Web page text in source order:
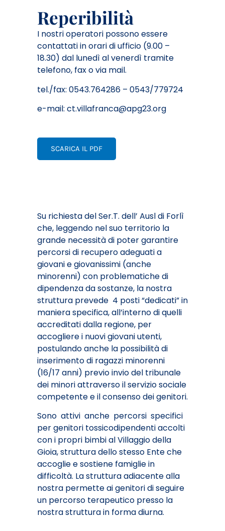
Reperibilità
I nostri operatori possono essere
contattati in orari di ufficio (9.00 –
18.30) dal lunedì al venerdì tramite
telefono, fax o via mail.
tel./fax: 0543.764286 – 0543/779724
e-mail: ct.villafranca@apg23.org
SCARICA IL PDF
Su richiesta del Ser.T. dell’ Ausl di Forlì
che, leggendo nel suo territorio la
grande necessità di poter garantire
percorsi di recupero adeguati a
giovani e giovanissimi (anche
minorenni) con problematiche di
dipendenza da sostanze, la nostra
struttura prevede 4 posti “dedicati” in
maniera specifica, all’interno di quelli
accreditati dalla regione, per
accogliere i nuovi giovani utenti,
postulando anche la possibilità di
inserimento di ragazzi minorenni
(16/17 anni) previo invio del tribunale
dei minori attraverso il servizio sociale
competente e il consenso dei genitori.
Sono attivi anche percorsi specifici
per genitori tossicodipendenti accolti
con i propri bimbi al Villaggio della
Gioia, struttura dello stesso Ente che
accoglie e sostiene famiglie in
difficoltà. La struttura adiacente alla
nostra permette ai genitori di seguire
un percorso terapeutico presso la
nostra struttura in forma diurna.